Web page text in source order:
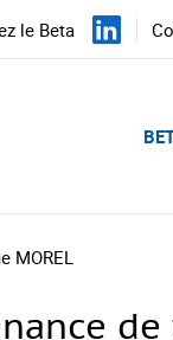
le Beta
MOREL